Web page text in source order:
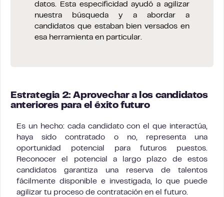
datos. Esta especificidad ayudó a agilizar
nuestra búsqueda y a abordar a
candidatos que estaban bien versados en
esa herramienta en particular.
Estrategia 2: Aprovechar a los candidatos
anteriores para el éxito futuro
Es un hecho: cada candidato con el que interactúa,
haya sido contratado o no, representa una
oportunidad potencial para futuros puestos.
Reconocer el potencial a largo plazo de estos
candidatos garantiza una reserva de talentos
fácilmente disponible e investigada, lo que puede
agilizar tu proceso de contratación en el futuro.